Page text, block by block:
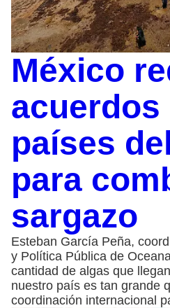
México
acuerdos
países
para
sargazo
Esteban García Peña,
y Política Pública de
cantidad de algas que
nuestro país es tan grande
coordinación internacional